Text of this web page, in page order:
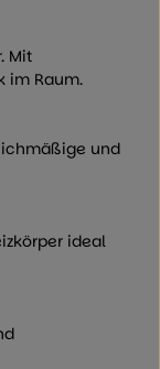
Mit
im Raum.
und
ideal